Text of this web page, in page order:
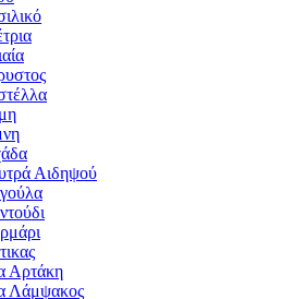
Αιδηψού
Αρτάκη
Λάμψακος